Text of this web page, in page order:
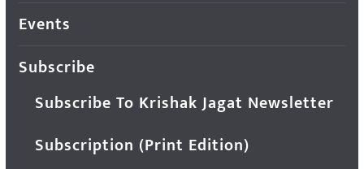
Events
Subscribe
Subscribe To Krishak Jagat Newsletter
Subscription (Print Edition)